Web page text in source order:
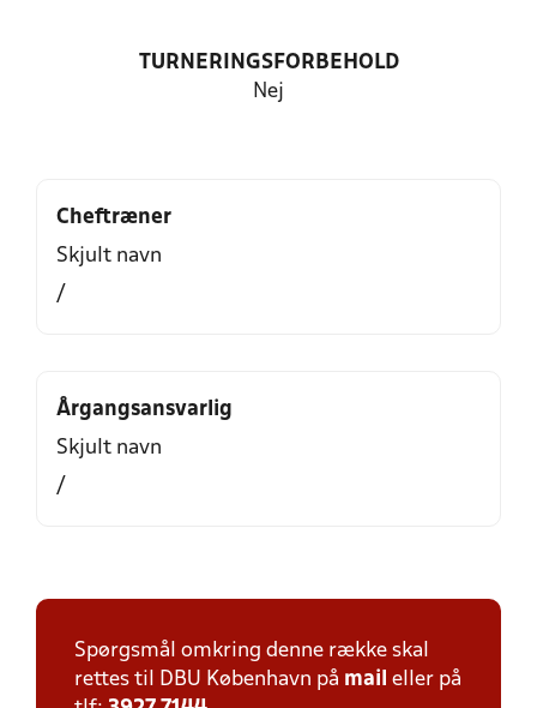
TURNERINGSFORBEHOLD
Nej
Cheftræner
Skjult navn
/
Årgangsansvarlig
Skjult navn
/
Spørgsmål omkring denne række skal
rettes til DBU København på mail eller på